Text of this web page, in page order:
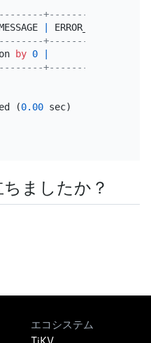
+-------------
ERROR_COUNT
+-------------
by 0
+-------------
(0.00 sec)
ましたか？
エコシステム